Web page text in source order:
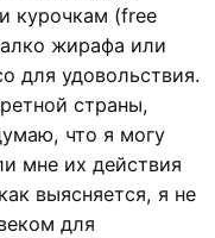
курочкам (free
жирафа или
для удовольствия.
страны,
что я могу
мне их действия
выясняется, я не
для